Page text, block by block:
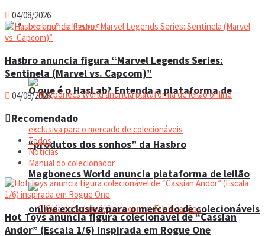
O que é o HasLab? Entenda a plataforma de
“produtos dos sonhos” da Hasbro
Espaço do colecionador
Eventos
Magbonecs World anuncia plataforma de leilão
online exclusiva para o mercado de colecionáveis
04/08/2026
Hasbro anuncia figura “Marvel Legends Series:
Sentinela (Marvel vs. Capcom)”
04/08/2026
Recomendado
Todos
Notícias
Manual do colecionador
Hot Toys anuncia figura colecionável de “Cassian
Andor” (Escala 1/6) inspirada em Rogue One